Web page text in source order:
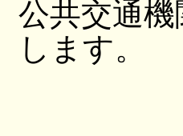
公共交通
します。